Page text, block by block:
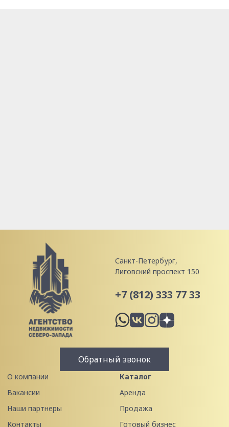
Санкт-Петербург,
Лиговский проспект 150
+7 (812) 333 77 33
Обратный звонок
О компании
Вакансии
Наши партнеры
Контакты
Каталог
Аренда
Продажа
Готовый бизнес